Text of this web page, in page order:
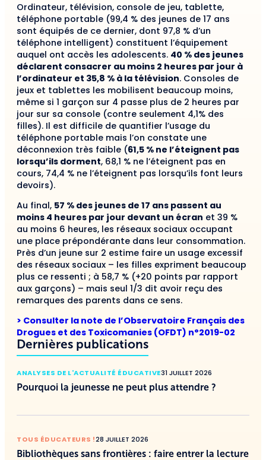
Ordinateur, télévision, console de jeu, tablette,
téléphone portable (99,4 % des jeunes de 17 ans
sont équipés de ce dernier, dont 97,8 % d’un
téléphone intelligent) constituent l’équipement
auquel ont accès les adolescents. 40 % des jeunes
déclarent consacrer au moins 2 heures par jour à
l’ordinateur et 35,8 % à la télévision. Consoles de
jeux et tablettes les mobilisent beaucoup moins,
même si 1 garçon sur 4 passe plus de 2 heures par
jour sur sa console (contre seulement 4,1% des
filles). Il est difficile de quantifier l’usage du
téléphone portable mais l’on constate une
déconnexion très faible (61,5 % ne l’éteignent pas
lorsqu’ils dorment, 68,1 % ne l’éteignent pas en
cours, 74,4 % ne l’éteignent pas lorsqu’ils font leurs
devoirs).
Au final, 57 % des jeunes de 17 ans passent au
moins 4 heures par jour devant un écran et 39 %
au moins 6 heures, les réseaux sociaux occupant
une place prépondérante dans leur consommation.
Près d’un jeune sur 2 estime faire un usage excessif
des réseaux sociaux – les filles expriment beaucoup
plus ce ressenti ; à 58,7 % (+20 points par rapport
aux garçons) – mais seul 1/3 dit avoir reçu des
remarques des parents dans ce sens.
> Consulter la note de l’Observatoire Français des
Drogues et des Toxicomanies (OFDT) n°2019-02
Dernières publications
ANALYSES DE L'ACTUALITÉ ÉDUCATIVE31 JUILLET 2026
Pourquoi la jeunesse ne peut plus attendre ?
TOUS ÉDUCATEURS !28 JUILLET 2026
Bibliothèques sans frontières : faire entrer la lecture